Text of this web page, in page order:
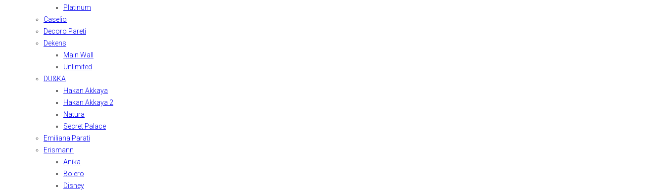
Platinum
Caselio
Decoro Pareti
Dekens
Main Wall
Unlimited
DU&KA
Hakan Akkaya
Hakan Akkaya 2
Natura
Secret Palace
Emiliana Parati
Erismann
Anika
Bolero
Disney